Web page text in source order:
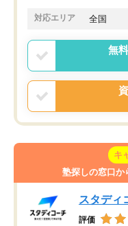
対応エリア 全国
無
キ
塾探しの窓口か
スタディ
評価